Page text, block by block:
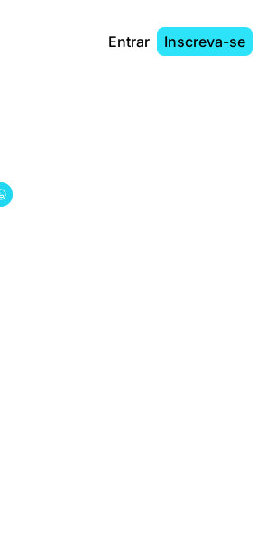
Entrar Inscreva-se